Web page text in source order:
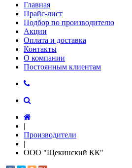
Главная
Прайс-лист
Подбор по производителю
Акции
Оплата и доставка
Контакты
О компании
Постоянным клиентам
|
Производители
|
ООО "Щекинский КК"